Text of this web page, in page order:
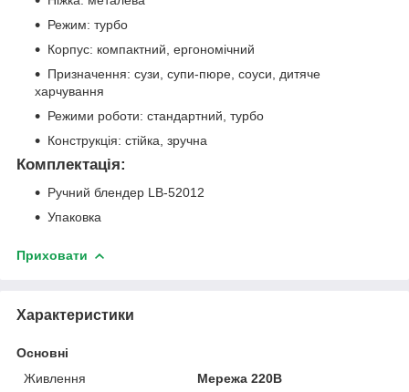
Режим: турбо
Корпус: компактний, ергономічний
Призначення: сузи, супи-пюре, соуси, дитяче
харчування
Режими роботи: стандартний, турбо
Конструкція: стійка, зручна
Комплектація:
Ручний блендер LB-52012
Упаковка
Приховати
Характеристики
Основні
Живлення
Мережа 220В